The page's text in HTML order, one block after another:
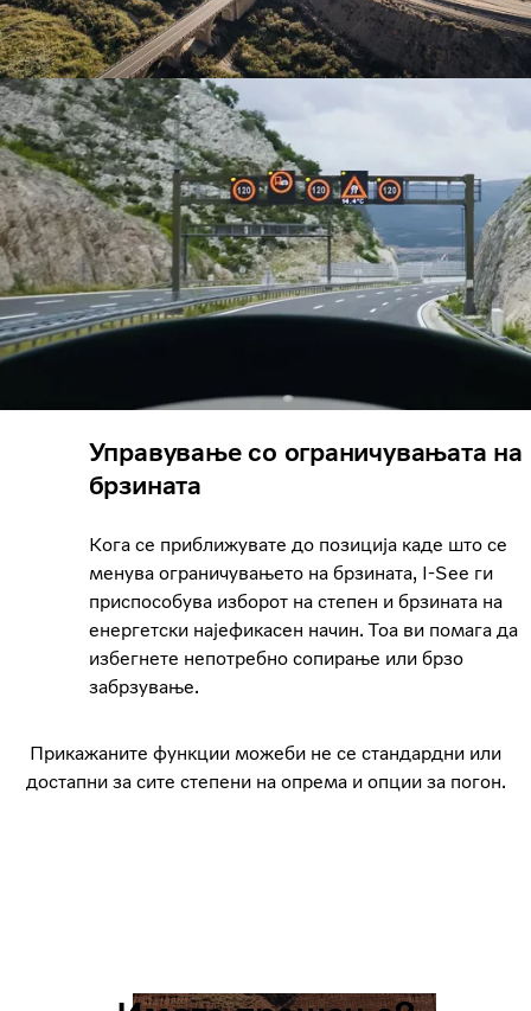
Управување со ограничувањата на
брзината
Кога се приближувате до позиција каде што се
менува ограничувањето на брзината, I-See ги
приспособува изборот на степен и брзината на
енергетски најефикасен начин. Тоа ви помага да
избегнете непотребно сопирање или брзо
забрзување.
Прикажаните функции можеби не се стандардни или
достапни за сите степени на опрема и опции за погон.